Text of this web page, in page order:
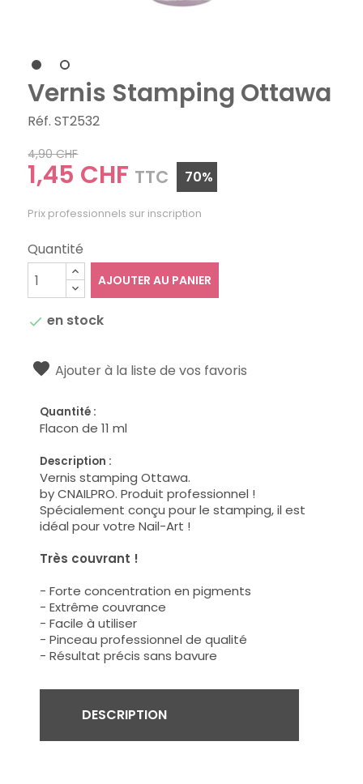
Vernis Stamping Ottawa
Réf. ST2532
4,90 CHF
1,45 CHF TTC 70%
Prix professionnels sur inscription
Quantité
AJOUTER AU PANIER
 en stock
Ajouter à la liste de vos favoris
Quantité :
Flacon de 11 ml
Description :
Vernis stamping Ottawa.
by CNAILPRO. Produit professionnel !
Spécialement conçu pour le stamping, il est
idéal pour votre Nail-Art !
Très couvrant !
- Forte concentration en pigments
- Extrême couvrance
- Facile à utiliser
- Pinceau professionnel de qualité
- Résultat précis sans bavure
DESCRIPTION